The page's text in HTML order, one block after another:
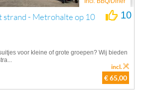
strand - Metrohalte op 10
10
voor kleine of grote groepen? Wij bieden
€ 65,00
incl.